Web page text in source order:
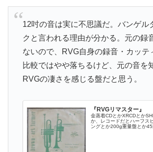
12吋の音は実に不思議だ。バンゲル
クと言われる理由が分かる。元の録
ないので、RVG自身の録音・カッテ
比較ではやや落ちるけど、元の音を
RVGの凄さを感じる盤だと思う。
『RVGリマスター』
金蒸着CDとかXRCDとか
か、レコードだとハーフス
ングとか200g重量盤とか45